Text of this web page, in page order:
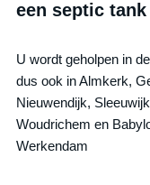
een septic
U wordt geholpen in
dus ook in Almkerk,
Nieuwendijk,
Woudrichem en
Werkendam